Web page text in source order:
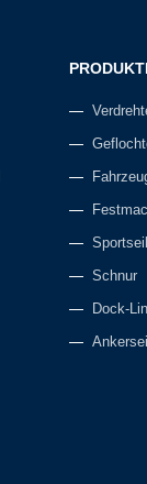
Sportseil
Schnur
Dock-
Ankerseil